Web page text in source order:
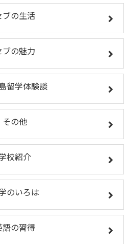
ブの生活
ブの魅力
留学体験談
その他
校紹介
のいろは
語の習得